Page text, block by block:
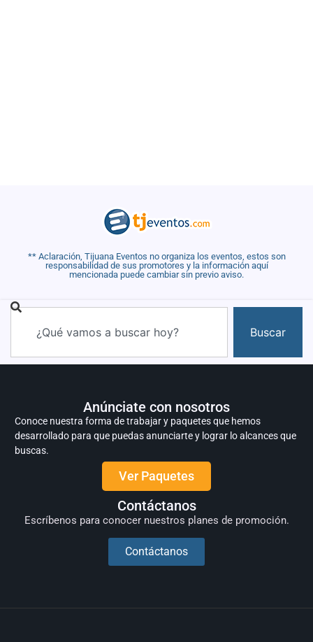
** Aclaración, Tijuana Eventos no organiza los eventos, estos son
responsabilidad de sus promotores y la información aquí
mencionada puede cambiar sin previo aviso.
Buscar
Anúnciate con nosotros
Conoce nuestra forma de trabajar y paquetes que hemos
desarrollado para que puedas anunciarte y lograr lo alcances que
buscas.
Ver Paquetes
Contáctanos
Escríbenos para conocer nuestros planes de promoción.
Contáctanos